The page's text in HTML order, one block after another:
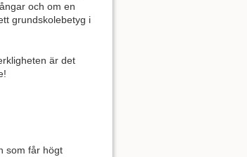
och om en
grundskolebetyg i
är det
som får högt